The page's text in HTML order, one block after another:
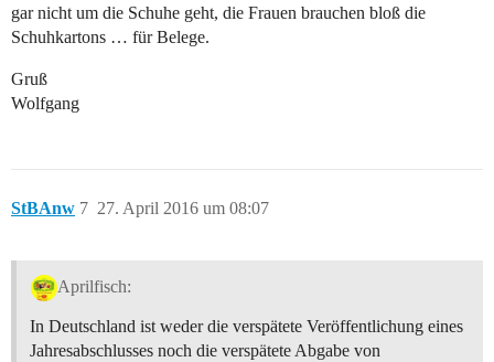
gar nicht um die Schuhe geht, die Frauen brauchen bloß die
Schuhkartons … für Belege.
Gruß
Wolfgang
StBAnw 27. April 2016 um 08:07
7
Aprilfisch:
In Deutschland ist weder die verspätete Veröffentlichung eines
Jahresabschlusses noch die verspätete Abgabe von